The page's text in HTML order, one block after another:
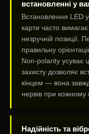
встановленні у
Встановлення LED у
карти часто
незручній позиції.
правильну
Non-polarity усуває
захисту дозволяє
кінцем — вона
нервів при кожному
Надійність та